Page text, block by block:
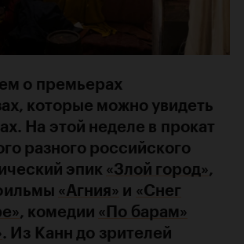
о премьерах
которые можно увидеть
На этой неделе в прокат
разного российского
эпик «Злой город»,
«Агния» и «Снег
, комедии «По барам»
. Из Канн до зрителей